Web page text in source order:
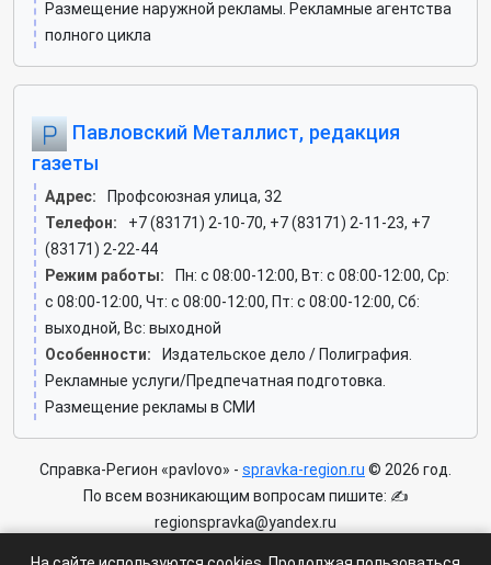
Размещение наружной рекламы. Рекламные агентства
полного цикла
Павловский Металлист, редакция
газеты
Адрес:
Профсоюзная улица, 32
Телефон:
+7 (83171) 2-10-70, +7 (83171) 2-11-23, +7
(83171) 2-22-44
Режим работы:
Пн: c 08:00-12:00, Вт: c 08:00-12:00, Ср:
c 08:00-12:00, Чт: c 08:00-12:00, Пт: c 08:00-12:00, Сб:
выходной, Вс: выходной
Особенности:
Издательское дело / Полиграфия.
Рекламные услуги/Предпечатная подготовка.
Размещение рекламы в СМИ
Справка-Регион «pavlovo» - spravka-region.ru © 2026 год.
По всем возникающим вопросам пишите: ✍
regionspravka@yandex.ru